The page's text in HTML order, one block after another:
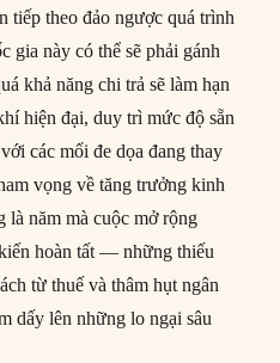
tiếp theo đảo ngược quá trình
gia này có thể sẽ phải gánh
khả năng chi trả sẽ làm hạn
hiện đại, duy trì mức độ sẵn
các mối đe dọa đang thay
vọng về tăng trưởng kinh
năm mà cuộc mở rộng
hoàn tất — những thiếu
từ thuế và thâm hụt ngân
dấy lên những lo ngại sâu